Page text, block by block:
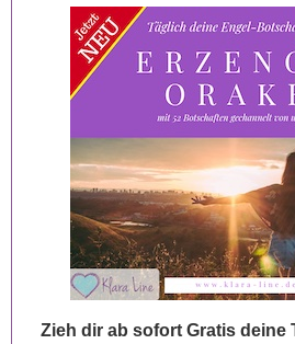
Zieh dir ab sofort Gratis deine